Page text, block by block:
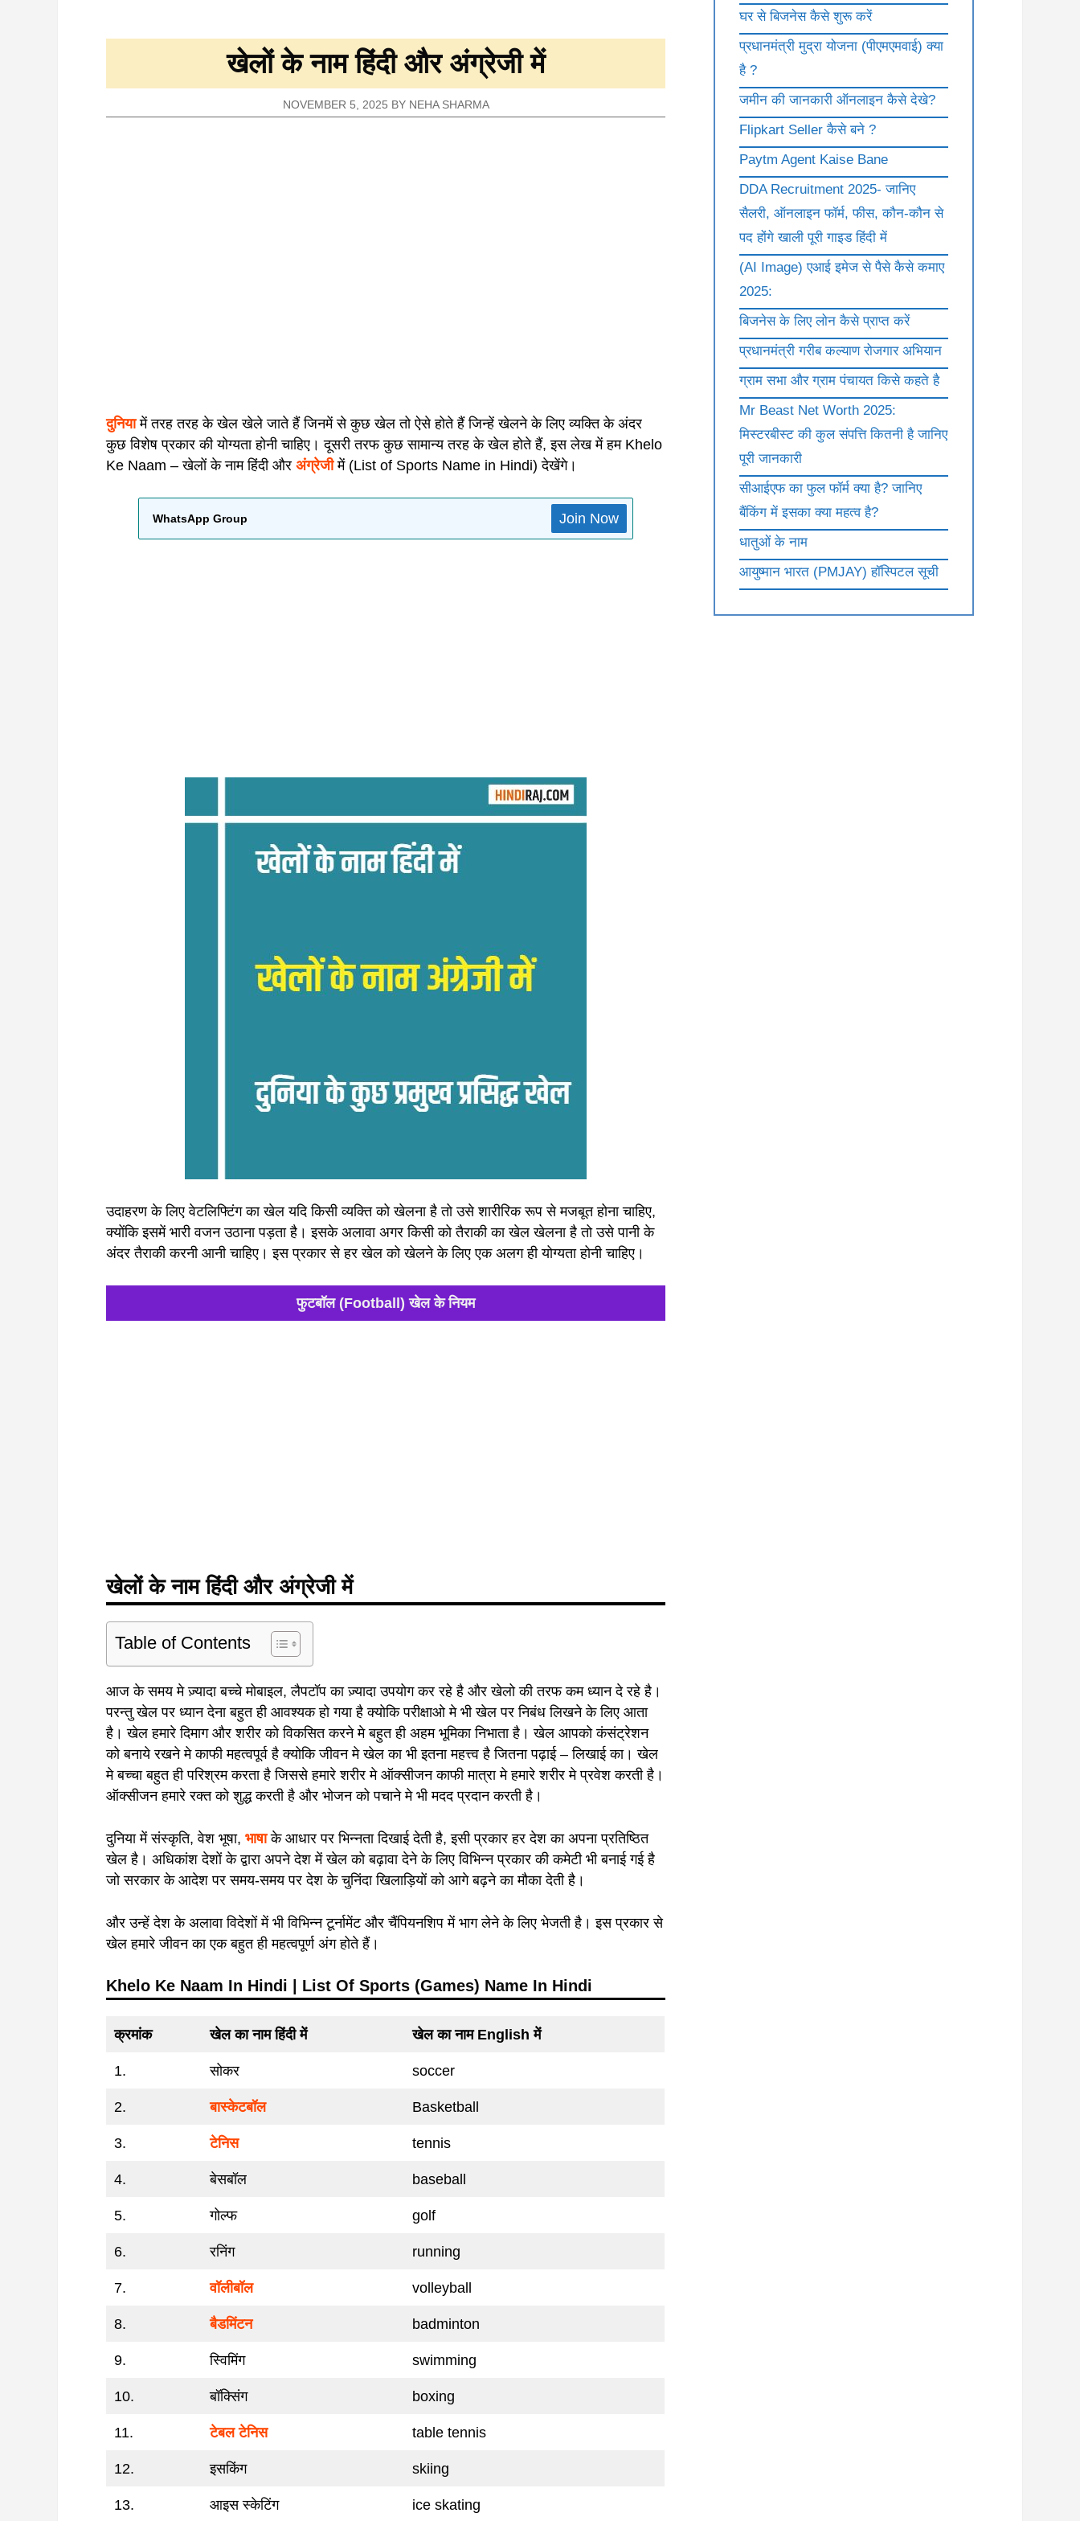
खेलों के नाम हिंदी और अंग्रेजी में
NOVEMBER 5, 2025 BY NEHA SHARMA
दुनिया में तरह तरह के खेल खेले जाते हैं जिनमें से कुछ खेल तो ऐसे होते हैं जिन्हें खेलने के लिए व्यक्ति के अंदर
कुछ विशेष प्रकार की योग्यता होनी चाहिए। दूसरी तरफ कुछ सामान्य तरह के खेल होते हैं, इस लेख में हम Khelo
Ke Naam – खेलों के नाम हिंदी और अंग्रेजी में (List of Sports Name in Hindi) देखेंगे।
WhatsApp Group Join Now
उदाहरण के लिए वेटलिफ्टिंग का खेल यदि किसी व्यक्ति को खेलना है तो उसे शारीरिक रूप से मजबूत होना चाहिए,
क्योंकि इसमें भारी वजन उठाना पड़ता है। इसके अलावा अगर किसी को तैराकी का खेल खेलना है तो उसे पानी के
अंदर तैराकी करनी आनी चाहिए। इस प्रकार से हर खेल को खेलने के लिए एक अलग ही योग्यता होनी चाहिए।
फुटबॉल (Football) खेल के नियम
खेलों के नाम हिंदी और अंग्रेजी में
Table of Contents
आज के समय मे ज़्यादा बच्चे मोबाइल, लैपटॉप का ज़्यादा उपयोग कर रहे है और खेलो की तरफ कम ध्यान दे रहे है।
परन्तु खेल पर ध्यान देना बहुत ही आवश्यक हो गया है क्योकि परीक्षाओ मे भी खेल पर निबंध लिखने के लिए आता
है। खेल हमारे दिमाग और शरीर को विकसित करने मे बहुत ही अहम भूमिका निभाता है। खेल आपको कंसंट्रेशन
को बनाये रखने मे काफी महत्वपूर्व है क्योकि जीवन मे खेल का भी इतना महत्त्व है जितना पढ़ाई – लिखाई का। खेल
मे बच्चा बहुत ही परिश्रम करता है जिससे हमारे शरीर मे ऑक्सीजन काफी मात्रा मे हमारे शरीर मे प्रवेश करती है।
ऑक्सीजन हमारे रक्त को शुद्ध करती है और भोजन को पचाने मे भी मदद प्रदान करती है।
दुनिया में संस्कृति, वेश भूषा, भाषाके आधार पर भिन्नता दिखाई देती है, इसी प्रकार हर देश का अपना प्रतिष्ठित
खेल है। अधिकांश देशों के द्वारा अपने देश में खेल को बढ़ावा देने के लिए विभिन्न प्रकार की कमेटी भी बनाई गई है
जो सरकार के आदेश पर समय-समय पर देश के चुनिंदा खिलाड़ियों को आगे बढ़ने का मौका देती है।
और उन्हें देश के अलावा विदेशों में भी विभिन्न टूर्नामेंट और चैंपियनशिप में भाग लेने के लिए भेजती है। इस प्रकार से
खेल हमारे जीवन का एक बहुत ही महत्वपूर्ण अंग होते हैं।
Khelo Ke Naam In Hindi | List Of Sports (Games) Name In Hindi
क्रमांक खेल का नाम हिंदी में खेल का नाम English में
1. सोकर soccer
2. बास्केटबॉल Basketball
3. टेनिस tennis
4. बेसबॉल baseball
5. गोल्फ golf
6. रनिंग running
7. वॉलीबॉल volleyball
8. बैडमिंटन badminton
9. स्विमिंग swimming
10. बॉक्सिंग boxing
11. टेबल टेनिस table tennis
12. इसकिंग skiing
13. आइस स्केटिंग ice skating
घर से बिजनेस कैसे शुरू करें
प्रधानमंत्री मुद्रा योजना (पीएमएमवाई) क्या
है ?
जमीन की जानकारी ऑनलाइन कैसे देखे?
Flipkart Seller कैसे बने ?
Paytm Agent Kaise Bane
DDA Recruitment 2025- जानिए
सैलरी, ऑनलाइन फॉर्म, फीस, कौन-कौन से
पद होंगे खाली पूरी गाइड हिंदी में
(AI Image) एआई इमेज से पैसे कैसे कमाए
2025:
बिजनेस के लिए लोन कैसे प्राप्त करें
प्रधानमंत्री गरीब कल्याण रोजगार अभियान
ग्राम सभा और ग्राम पंचायत किसे कहते है
Mr Beast Net Worth 2025:
मिस्टरबीस्ट की कुल संपत्ति कितनी है जानिए
पूरी जानकारी
सीआईएफ का फुल फॉर्म क्या है? जानिए
बैंकिंग में इसका क्या महत्व है?
धातुओं के नाम
आयुष्मान भारत (PMJAY) हॉस्पिटल सूची